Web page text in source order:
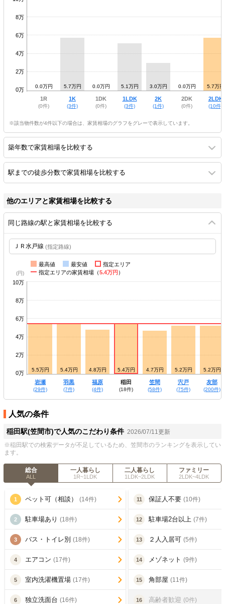
8万
6万
4万
2万
0万
0.0万円 5.7万円 0.0万円 5.1万円 3.0万円 0.0万円 5.7万円
1R
(0件)
1K
(3件)
1DK
(0件)
1LDK
(3件)
2K
(1件)
2DK
(0件)
2LDK
(10件)
※該当物件数が4件以下の場合は、家賃相場のグラフをグレーで表示しています。
築年数で家賃相場を比較する
駅までの徒歩分数で家賃相場を比較する
他のエリアと家賃相場を比較する
同じ路線の駅と家賃相場を比較する
(指定路線)
最高値 最安値
指定エリア
指定エリアの家賃相場（5.4万円 ）
10万
8万
6万
4万
2万
0万
5.4万円 5.5万円 5.4万円 4.8万円 5.4万円 4.7万円 5.2万円 5.2万円
岩瀬
(29件)
羽黒
(7件)
福原
(4件)
稲田
(18件)
笠間
(58件)
宍戸
(75件)
友部
(200件)
人気の条件
稲田駅(笠間市)で人気のこだわり条件 2026/07/11更新
※稲田駅での検索データが不足しているため、笠間市のランキングを表示してい
ます。
総合
ALL
一人暮らし
1R~1LDK
二人暮らし
1LDK~2LDK
ファミリー
2LDK~4LDK
1 ペット可（相談） (14件)
2 駐車場あり (18件)
3 バス・トイレ別 (18件)
4 エアコン (17件)
5 室内洗濯機置場 (17件)
6 独立洗面台 (16件)
11 保証人不要 (10件)
12 駐車場2台以上 (7件)
13 ２人入居可 (5件)
14 メゾネット (9件)
15 角部屋 (11件)
16 高齢者歓迎 (0件)